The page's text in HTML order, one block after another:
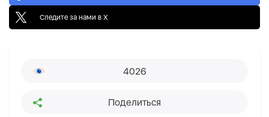
Следите за нами в X
4026
Поделиться